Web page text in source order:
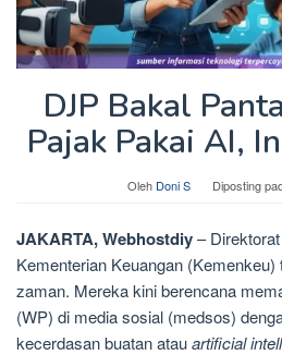
DJP Bakal
Pajak Pakai AI,
Oleh Doni S Diposting
JAKARTA, Webhostdiy–
Kementerian Keuangan
zaman. Mereka kini berencana
(WP) di media sosial (medsos)
kecerdasan buatan atauartificial